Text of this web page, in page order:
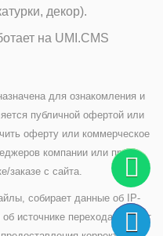
декор).
на UMI.CMS
для ознакомления и
публичной офертой или
оферту или коммерческое
компании или при
заказе с сайта.
собирает данные об IP-
источнике перехода на сайт